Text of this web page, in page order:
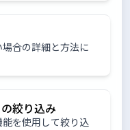
合の詳細と方法に
絞り込み
を使用して絞り込